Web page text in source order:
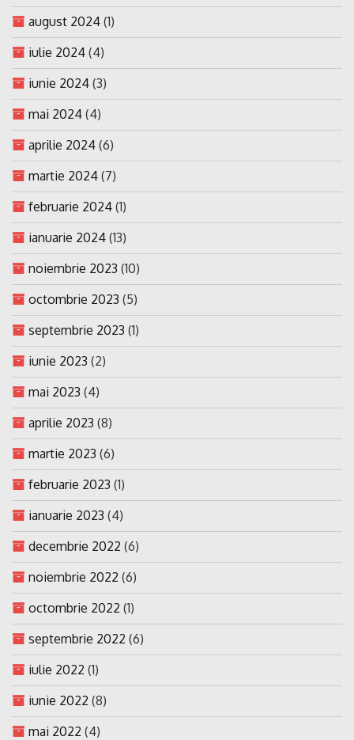
august 2024 (1)
iulie 2024 (4)
iunie 2024 (3)
mai 2024 (4)
aprilie 2024 (6)
martie 2024 (7)
februarie 2024 (1)
ianuarie 2024 (13)
noiembrie 2023 (10)
octombrie 2023 (5)
septembrie 2023 (1)
iunie 2023 (2)
mai 2023 (4)
aprilie 2023 (8)
martie 2023 (6)
februarie 2023 (1)
ianuarie 2023 (4)
decembrie 2022 (6)
noiembrie 2022 (6)
octombrie 2022 (1)
septembrie 2022 (6)
iulie 2022 (1)
iunie 2022 (8)
mai 2022 (4)